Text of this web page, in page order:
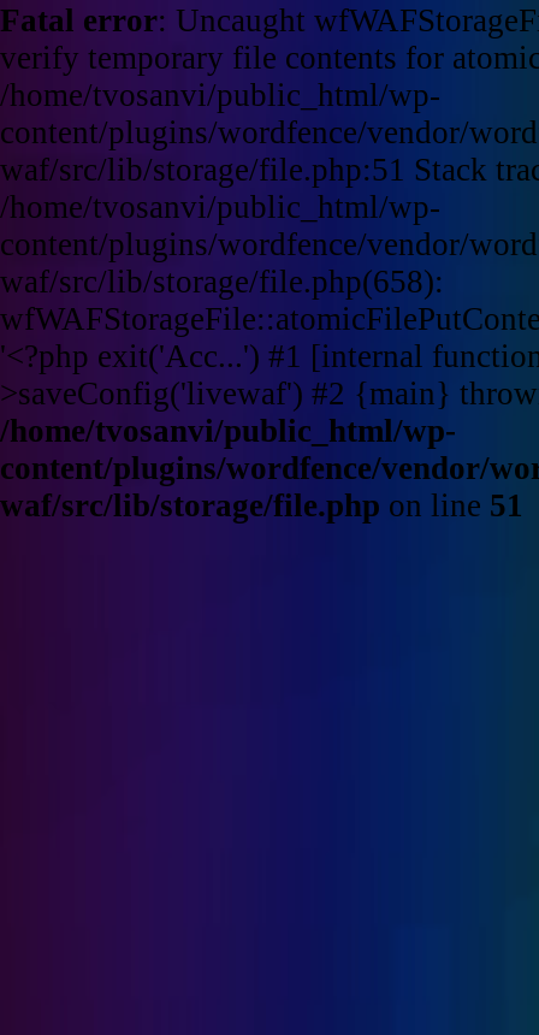
Fatal error: Uncaught
verify temporary file contents for
/home/tvosanvi/public_html/wp-
content/plugins/wordfence/vendor/
waf/src/lib/storage/file.php:51 Stack
/home/tvosanvi/public_html/wp-
content/plugins/wordfence/vendor/
waf/src/lib/storage/file.php(658):
'<?php exit('Acc...') #1 [internal
>saveConfig('livewaf') #2 {main}
/home/tvosanvi/public_html/wp-
content/plugins/wordfence/vendor/
waf/src/lib/storage/file.php on line 51